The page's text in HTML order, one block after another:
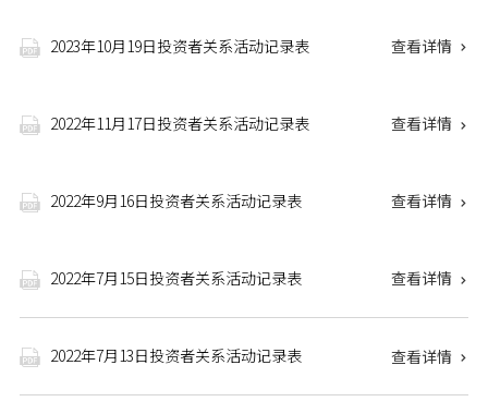
 2023年10月19日投资者关系活动记录表 查看详情 
 2022年11月17日投资者关系活动记录表 查看详情 
 2022年9月16日投资者关系活动记录表 查看详情 
 2022年7月15日投资者关系活动记录表 查看详情 
 2022年7月13日投资者关系活动记录表 查看详情 